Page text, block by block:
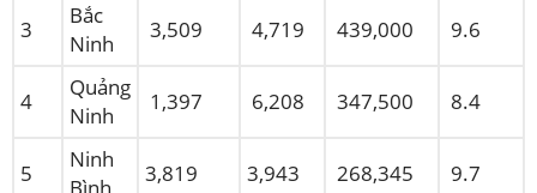
3
Bắc
Ninh
3,509 4,719 439,000 9.6
4
Quảng
Ninh
1,397 6,208 347,500 8.4
5
Ninh
3,819 3,943 268,345 9.7